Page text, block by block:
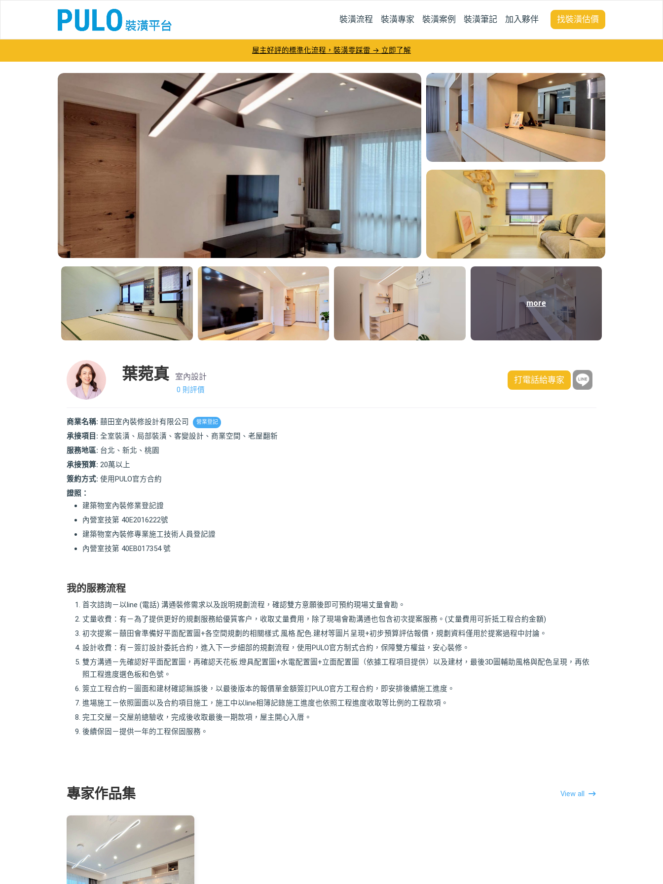
裝潢流程 裝潢專家 裝潢案例 裝潢筆記 加入夥伴 找裝潢估價
屋主好評的標準化流程，裝潢零踩雷 → 立即了解
葉菀真-囍田室內裝修設計有限公司－PULO裝潢平台
more
葉菀真 室內設計
0 則評價
打電話給專家
商業名稱: 囍田室內裝修設計有限公司 營業登記
承接項目: 全室裝潢、局部裝潢、客變設計、商業空間、老屋翻新
服務地區: 台北、新北、桃園
承接預算: 20萬以上
簽約方式: 使用PULO官方合約
證照：
建築物室內裝修業登記證
內營室技第 40E2016222號
建築物室內裝修專業施工技術人員登記證
內營室技第 40EB017354 號
我的服務流程
首次諮詢－以line (電話) 溝通裝修需求以及說明規劃流程，確認雙方意願後即可預約現場丈量會勘。
丈量收費：有－為了提供更好的規劃服務給優質客户，收取丈量費用，除了現場會勘溝通也包含初次提案服務。(丈量費用可折抵工程合約金額)
初次提案－囍田會準備好平面配置圖+各空間規劃的相關樣式.風格.配色.建材等圖片呈現+初步預算評估報價，規劃資料僅用於提案過程中討論。
設計收費：有－簽訂設計委託合約，進入下一步細部的規劃流程，使用PULO官方制式合約，保障雙方權益，安心裝修。
雙方溝通－先確認好平面配置圖，再確認天花板.燈具配置圖+水電配置圖+立面配置圖（依據工程項目提供）以及建材，最後3D圖輔助風格與配色呈現，再依
照工程進度選色板和色號。
簽立工程合約－圖面和建材確認無誤後，以最後版本的報價單金額簽訂PULO官方工程合約，即安排後續施工進度。
進場施工－依照圖面以及合約項目施工，施工中以line相簿記錄施工進度也依照工程進度收取等比例的工程款項。
完工交屋－交屋前總驗收，完成後收取最後一期款項，屋主開心入厝。
後續保固－提供一年的工程保固服務。
專家作品集 View all